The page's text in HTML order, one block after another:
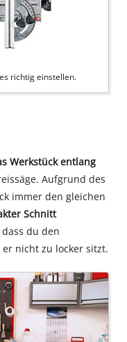
richtig einstellen.
Werkstück entlang
Aufgrund des
immer den gleichen
Schnitt
du den
nicht zu locker sitzt.